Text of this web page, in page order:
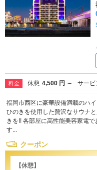
料金 休憩 4,500 円 ～ サービ
福岡市西区に豪華設備満載のハ
ひのきを使用した贅沢なサウナ
きを!! 各部屋に高性能美容家電
す...
クーポン
【休憩】